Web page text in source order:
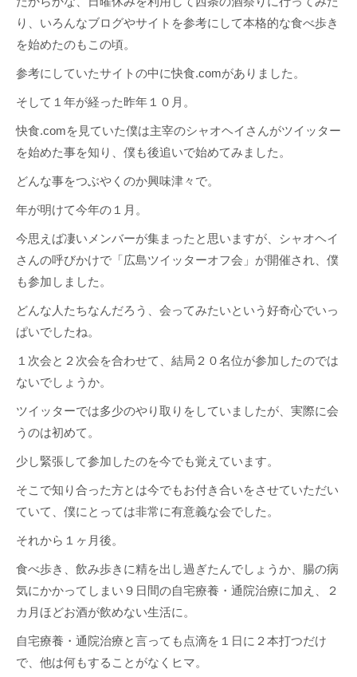
り、いろんなブログやサイトを参考にして本格的な食べ歩き
を始めたのもこの頃。
参考にしていたサイトの中に快食.comがありました。
そして１年が経った昨年１０月。
快食.comを見ていた僕は主宰のシャオヘイさんがツイッター
を始めた事を知り、僕も後追いで始めてみました。
どんな事をつぶやくのか興味津々で。
年が明けて今年の１月。
今思えば凄いメンバーが集まったと思いますが、シャオヘイ
さんの呼びかけで「広島ツイッターオフ会」が開催され、僕
も参加しました。
どんな人たちなんだろう、会ってみたいという好奇心でいっ
ぱいでしたね。
１次会と２次会を合わせて、結局２０名位が参加したのでは
ないでしょうか。
ツイッターでは多少のやり取りをしていましたが、実際に会
うのは初めて。
少し緊張して参加したのを今でも覚えています。
そこで知り合った方とは今でもお付き合いをさせていただい
ていて、僕にとっては非常に有意義な会でした。
それから１ヶ月後。
食べ歩き、飲み歩きに精を出し過ぎたんでしょうか、腸の病
気にかかってしまい９日間の自宅療養・通院治療に加え、２
カ月ほどお酒が飲めない生活に。
自宅療養・通院治療と言っても点滴を１日に２本打つだけ
で、他は何もすることがなくヒマ。